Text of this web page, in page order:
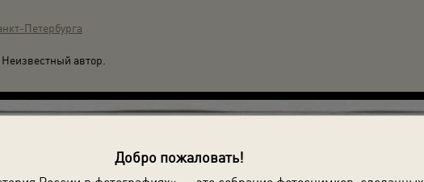
Добро пожаловать!
Петербурга
автор.